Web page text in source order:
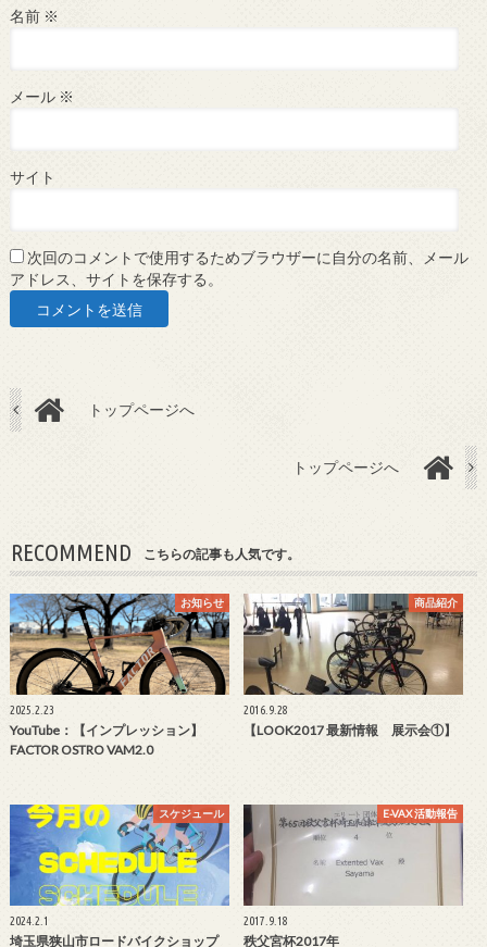
名前 ※
メール ※
サイト
次回のコメントで使用するためブラウザーに自分の名前、メール
アドレス、サイトを保存する。
トップページへ
トップページへ
RECOMMEND こちらの記事も人気です。
お知らせ
2025.2.23
YouTube：【インプレッション】
FACTOR OSTRO VAM2.0
商品紹介
2016.9.28
【LOOK2017 最新情報 展示会①】
スケジュール
2024.2.1
埼玉県狭山市ロードバイクショップ
E-VAX 活動報告
2017.9.18
秩父宮杯2017年